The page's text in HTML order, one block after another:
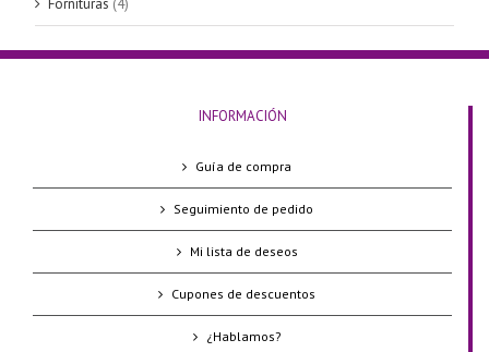
Fornituras (4)
INFORMACIÓN
Guía de compra
Seguimiento de pedido
Mi lista de deseos
Cupones de descuentos
¿Hablamos?